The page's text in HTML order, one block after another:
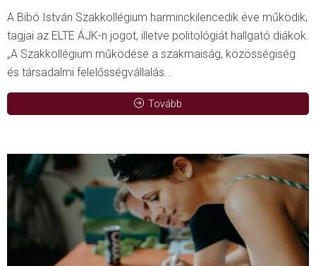
A Bibó István Szakkollégium harminckilencedik éve működik,
tagjai az ELTE ÁJK-n jogot, illetve politológiát hallgató diákok.
„A Szakkollégium működése a szakmaiság, közösségiség
és társadalmi felelősségvállalás...
Tovább